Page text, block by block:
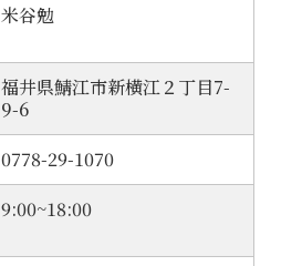
米谷勉
福井県鯖江市新横江２丁目7-
9-6
0778-29-1070
9:00~18:00